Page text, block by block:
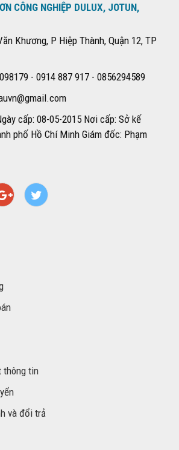
CÔNG NGHIỆP DULUX, JOTUN,
Khương, P Hiệp Thành, Quận 12, TP
- 0914 887 917 - 0856294589
cấp: 08-05-2015 Nơi cấp: Sở kế
phố Hồ Chí Minh Giám đốc: Phạm
thông tin
và đổi trả